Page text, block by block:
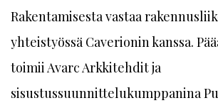
Rakentamisesta vastaa
yhteistyössä Caverionin kanssa.
toimii Avarc Arkkitehdit ja
sisustussuunnittelukumppanina